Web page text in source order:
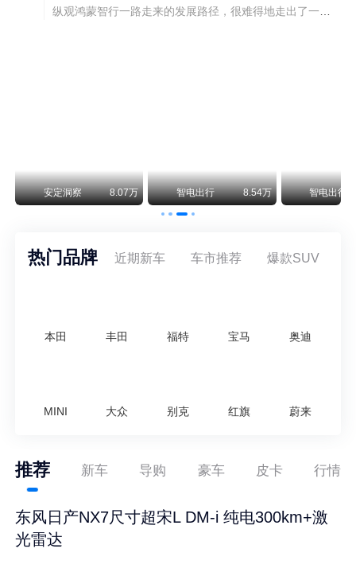
安定洞察 8.07万 智电出行 8.54万 智电出行
热门品牌 近期新车 车市推荐 爆款SUV
本田 丰田 福特 宝马 奥迪
MINI 大众 别克 红旗 蔚来
推荐 新车 导购 豪车 皮卡 行情
东风日产NX7尺寸超宋L DM-i 纯电300km+激
光雷达